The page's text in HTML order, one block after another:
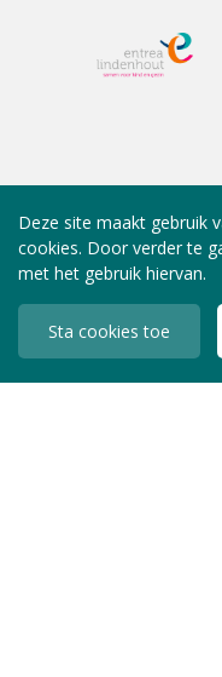
Deze site maakt gebruik
cookies. Door verder te
met het gebruik hiervan.
Sta cookies toe